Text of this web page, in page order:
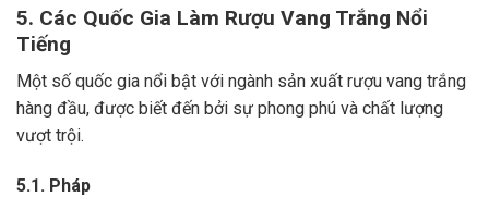
5. Các Quốc Gia Làm Rượu Vang Trắng Nổi
Tiếng
Một số quốc gia nổi bật với ngành sản xuất rượu vang trắng
hàng đầu, được biết đến bởi sự phong phú và chất lượng
vượt trội.
5.1. Pháp